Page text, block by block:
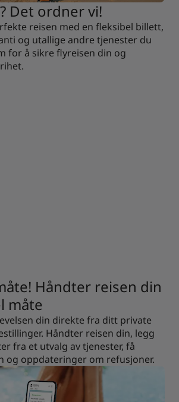
Det ordner vi!
reisen med en fleksibel billett,
og utallige andre tjenester du
for å sikre flyreisen din og
Håndter reisen din
måte
din direkte fra ditt private
Håndter reisen din, legg
fra et utvalg av tjenester, få
og oppdateringer om refusjoner.